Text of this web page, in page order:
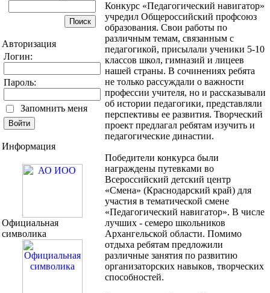
Авторизация
Логин:
Пароль:
Запомнить меня
Информация
Официальная
символика
Конкурс «Педагогический навигатор»
учредил Общероссийский профсоюз
образования. Свои работы по
различным темам, связанным с
педагогикой, присылали ученики 5-10
классов школ, гимназий и лицеев
нашей страны. В сочинениях ребята
не только рассуждали о важности
профессии учителя, но и рассказывали
об истории педагогики, представляли
перспективы ее развития. Творческий
проект предлагал ребятам изучить и
педагогические династии.
Победители конкурса были
награждены путевками во
Всероссийский детский центр
«Смена» (Краснодарский край) для
участия в тематической смене
«Педагогический навигатор». В числе
лучших - семеро школьников
Архангельской области. Помимо
отдыха ребятам предложили
различные занятия по развитию
организаторских навыков, творческих
способностей.